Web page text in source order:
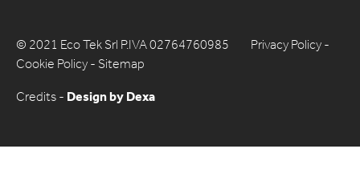
© 2021 Eco Tek Srl P.IVA 02764760985 Privacy Policy -
Cookie Policy - Sitemap
Credits - Design by Dexa